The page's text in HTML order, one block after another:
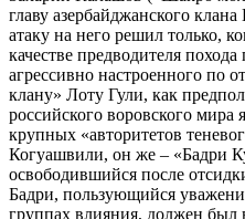
главу азербайджанского
атаку на него решил только,
качестве предводителя
агрессивно настроенного по
клану» Лоту Гули, как
российского воровского
крупных «авторитетов
Когуашвили, он же – «Бадри
освободившийся после
Бадри, пользующийся
группах влияния, должен был